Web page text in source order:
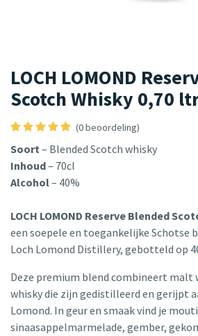
LOCH LOMOND
Scotch Whisky 0,70
(0 beoordeling)
Soort– Blended Scotch whisky
Inhoud– 70cl
Alcohol– 40%
LOCH LOMOND Reserve Blended
een soepele en toegankelijke Schotse
Loch Lomond Distillery, gebotteld op
Deze premium blend combineert malt
whisky die zijn gedistilleerd en gerijpt
Lomond. In geur en smaak vind je
sinaasappelmarmelade, gember,